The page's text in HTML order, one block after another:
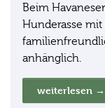
Beim
Hunderasse
anhänglich.
weiterlesen →